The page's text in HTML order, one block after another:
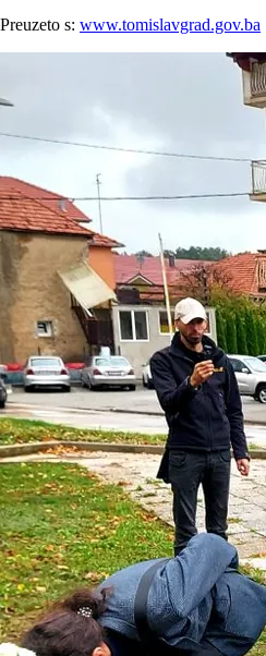
Preuzeto s: www.tomislavgrad.gov.ba